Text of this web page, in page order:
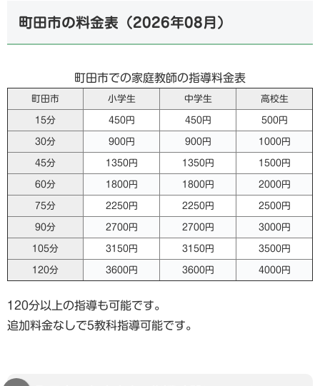
町田市の料金表（2026年08月）
町田市での家庭教師の指導料金表
町田市 小学生 中学生 高校生
15分 450円 450円 500円
30分 900円 900円 1000円
45分 1350円 1350円 1500円
60分 1800円 1800円 2000円
75分 2250円 2250円 2500円
90分 2700円 2700円 3000円
105分 3150円 3150円 3500円
120分 3600円 3600円 4000円
120分以上の指導も可能です。
追加料金なしで5教科指導可能です。